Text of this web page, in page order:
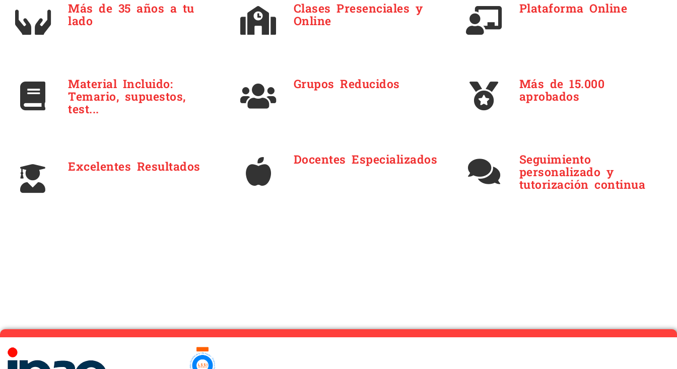
Más de 35 años a tu
lado
Material Incluido:
Temario, supuestos,
test...
Excelentes Resultados
Clases Presenciales y
Online
Grupos Reducidos
Docentes Especializados
Plataforma Online
Más de 15.000
aprobados
Seguimiento
personalizado y
tutorización continua